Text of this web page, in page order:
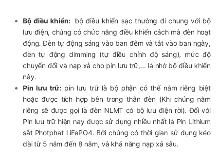
Bộ điều khiển: bộ điều khiển sạc thường đi chung với bộ
lưu điện, chúng có chức năng điều khiển cách mà đèn hoạt
động. Đèn tự động sáng vào ban đêm và tắt vào ban ngày,
đèn tự động dimming (tự điều chỉnh độ sáng), mức độ
chuyển đổi và nạp xả cho pin lưu trữ,... là nhờ bộ điều khiển
này.
Pin lưu trữ: pin lưu trữ là bộ phận có thể nằm riêng biệt
hoặc được tích hợp bên trong thân đèn (Khi chúng nằm
riêng sẽ được gọi là đèn NLMT có bộ lưu điện rời). Đối với
Pin lưu trữ hiện nay được sử dụng nhiều nhất là Pin Lithium
sắt Photphat LiFePO4. Bởi chúng có thời gian sử dụng kéo
dài từ 5 năm đến 8 năm, và khả năng nạp xả sâu.